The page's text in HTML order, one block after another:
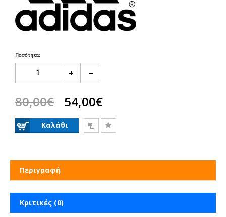
Ποσότητα:
80,00€ 54,00€
Περιγραφή
Κριτικές (0)